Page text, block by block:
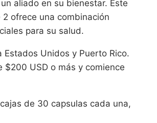
aliado en su bienestar. Este
ofrece una combinación
para su salud.
Unidos y Puerto Rico.
$200 USD o más y comience
de 30 capsulas cada una,